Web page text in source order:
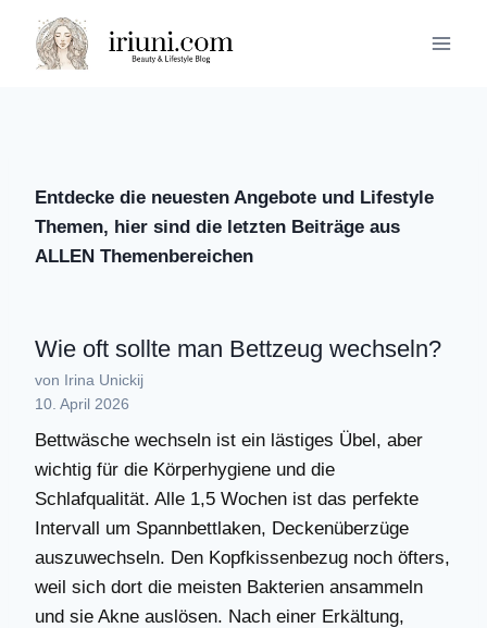
Inhalt
springen
Entdecke die neuesten Angebote und Lifestyle
Themen, hier sind die letzten Beiträge aus
ALLEN Themenbereichen
Wie oft sollte man Bettzeug wechseln?
von Irina Unickij
10. April 2026
Bettwäsche wechseln ist ein lästiges Übel, aber
wichtig für die Körperhygiene und die
Schlafqualität. Alle 1,5 Wochen ist das perfekte
Intervall um Spannbettlaken, Deckenüberzüge
auszuwechseln. Den Kopfkissenbezug noch öfters,
weil sich dort die meisten Bakterien ansammeln
und sie Akne auslösen. Nach einer Erkältung,